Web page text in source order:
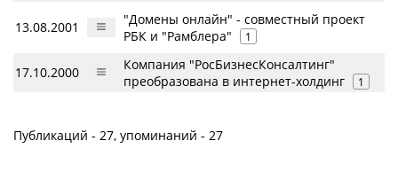
13.08.2001
"Домены онлайн" - совместный проект
РБК и "Рамблера"
1
17.10.2000
Компания "РосБизнесКонсалтинг"
преобразована в интернет-холдинг
1
Публикаций - 27, упоминаний - 27